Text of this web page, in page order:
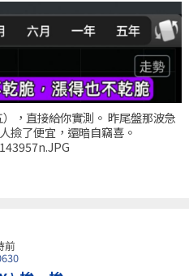
，直接給你實測。 昨尾盤那波急
撿了便宜，還暗自竊喜。
前